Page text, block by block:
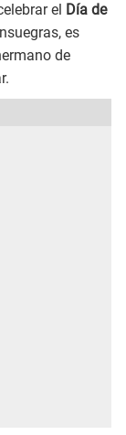
el Día de
es
de